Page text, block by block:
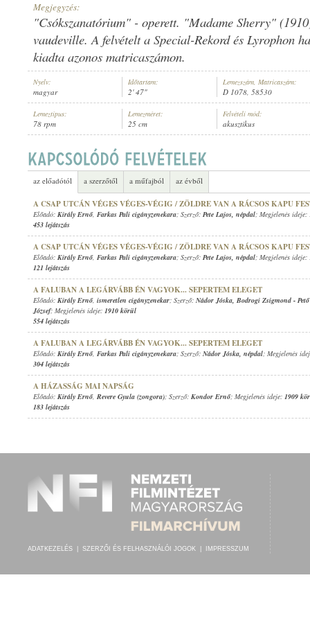
ELŐADÓ: BERKES BÉLA IFJ. CIGÁNYZENEKARA
Megjegyzés:
"Csókszanatórium" - operett. "Madame Sherry"
vaudeville. A felvételt a Special-Rekord és Lyrophon
kiadta azonos matricaszámon.
Nyelv:
magyar
Időtartam:
2' 47"
Lemezszám, Matricaszám:
D 1078, 58530
Lemeztípus:
78 rpm
Lemezméret:
25 cm
Felvételi mód:
akusztikus
az előadótól a szerzőtől a műfajból az évből
A CSAP UTCÁN VÉGES VÉGES-VÉGIG / ZÖLDRE VAN A RÁCSOS KAPU
Előadó: Király Ernő, Farkas Pali cigányzenekara; Szerző: Pete Lajos, népdal; Megjelenés ideje:
453 lejátszás
A CSAP UTCÁN VÉGES VÉGES-VÉGIG / ZÖLDRE VAN A RÁCSOS KAPU
Előadó: Király Ernő, Farkas Pali cigányzenekara; Szerző: Pete Lajos, népdal; Megjelenés ideje:
121 lejátszás
A FALUBAN A LEGÁRVÁBB ÉN VAGYOK... SEPERTEM ELEGET
Előadó: Király Ernő, ismeretlen cigányzenekar; Szerző: Nádor Jóska, Bodrogi Zsigmond -
József; Megjelenés ideje: 1910 körül
554 lejátszás
A FALUBAN A LEGÁRVÁBB ÉN VAGYOK... SEPERTEM ELEGET
Előadó: Király Ernő, Farkas Pali cigányzenekara; Szerző: Nádor Jóska, népdal; Megjelenés
304 lejátszás
A HÁZASSÁG MAI NAPSÁG
Előadó: Király Ernő, Revere Gyula (zongora); Szerző: Kondor Ernő; Megjelenés ideje: 1909
183 lejátszás
ADATKEZELÉS SZERZŐI ÉS FELHASZNÁLÓI JOGOK IMPRESSZUM